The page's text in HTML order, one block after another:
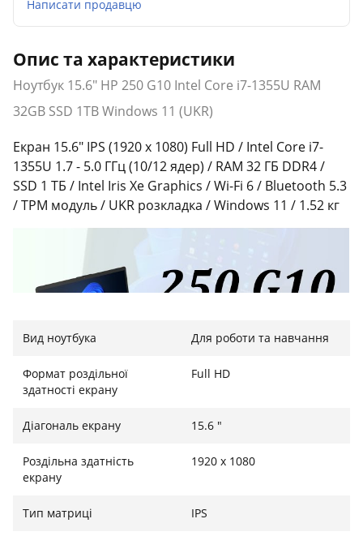
Написати продавцю
Опис та характеристики
Ноутбук 15.6" HP 250 G10 Intel Core i7-1355U RAM
32GB SSD 1TB Windows 11 (UKR)
Екран 15.6" IPS (1920 х 1080) Full HD / Intel Core i7-
1355U 1.7 - 5.0 ГГц (10/12 ядер) / RAM 32 ГБ DDR4 /
SSD 1 ТБ / Intel Iris Xe Graphics / Wi-Fi 6 / Bluetooth 5.3
/ TPM модуль / UKR розкладка / Windows 11 / 1.52 кг
Вид ноутбука Для роботи та навчання
Формат роздільної
здатності екрану
Full HD
Діагональ екрану 15.6 "
Роздільна здатність
екрану
1920 x 1080
Тип матриці IPS